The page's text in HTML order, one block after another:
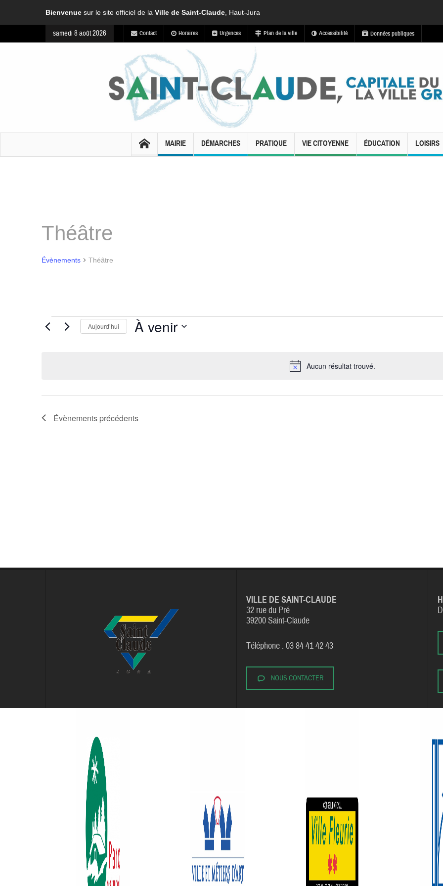
Bienvenue sur le site officiel de la Ville de Saint-Claude , Haut-Jura
samedi 8 août 2026 Contact Horaires Urgences Plan de la ville Accessibilité Données publiques
MAIRIE DÉMARCHES PRATIQUE VIE CITOYENNE ÉDUCATION LOISIRS
Notice
Aucun résultat trouvé.
Théâtre
Évènements Théâtre
ÉvènementsAujourd’hui À venir
Évènements précédents
VILLE DE SAINT-CLAUDE
32 rue du Pré
39200 Saint-Claude
Téléphone : 03 84 41 42 43
NOUS CONTACTER